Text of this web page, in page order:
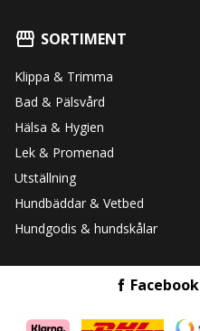
SORTIMENT
Klippa & Trimma
Bad & Pälsvård
Hälsa & Hygien
Lek & Promenad
Utställning
Hundbäddar & Vetbed
Hundgodis & hundskålar
Facebook